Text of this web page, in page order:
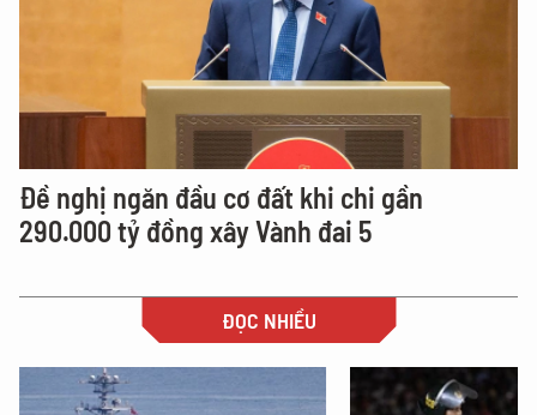
Đề nghị ngăn đầu cơ đất khi chi gần
290.000 tỷ đồng xây Vành đai 5
ĐỌC NHIỀU